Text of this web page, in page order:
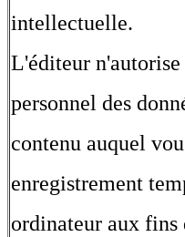
intellectuelle.
L'éditeur
personnel des
contenu auquel
enregistrement
ordinateur aux fins